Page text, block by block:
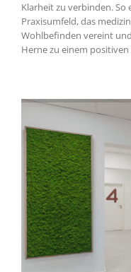
Klarheit zu verbinden.So
Praxisumfeld, das
Wohlbefinden vereint
Herne zu einem